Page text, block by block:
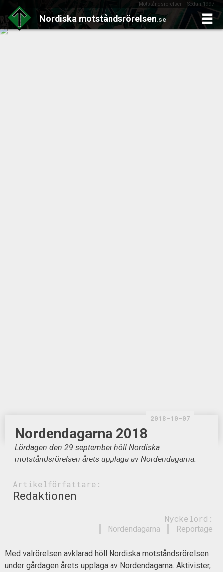
Motståndsrörelsen - Sedan 1997
Nordiska motståndsrörelsen.se
2018-10-07
Nordendagarna 2018
Lördagen den 29 september höll Nordiska
motståndsrörelsen årets upplaga av Nordendagarna.
Artikelförfattare:
Redaktionen
Nyckelord:
Reportage
Nordendagarna
Med valrörelsen avklarad höll Nordiska motståndsrörelsen
under gårdagen årets upplaga av Nordendagarna. Aktivister,